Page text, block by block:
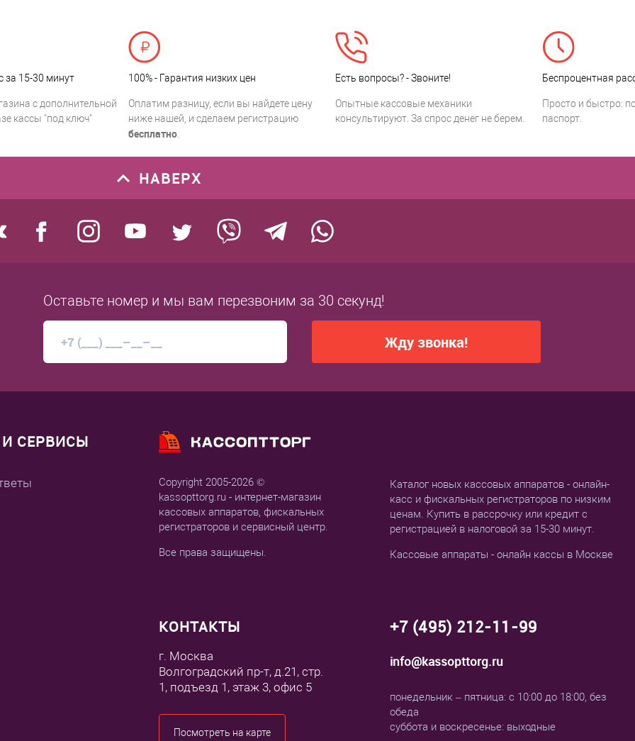
за 15-30 минут
с дополнительной
кассы "под ключ"
100% - Гарантия низких цен
Оплатим разницу, если вы найдете цену
ниже нашей, и сделаем регистрацию
бесплатно
Есть вопросы? - Звоните!
Опытные кассовые механики
консультируют. За спрос денег не берем.
Беспроцентная
Просто и быстро:
паспорт.
НАВЕРХ
Оставьте номер и мы вам перезвоним за 30 секунд!
Жду звонка!
СЕРВИСЫ
Copyright 2005-2026 ©
kassopttorg.ru - интернет-магазин
кассовых аппаратов, фискальных
регистраторов и сервисный центр.
Все права защищены.
Каталог новых кассовых аппаратов - онлайн-
касс и фискальных регистраторов по низким
ценам. Купить в рассрочку или кредит с
регистрацией в налоговой за 15-30 минут.
Кассовые аппараты - онлайн кассы в Москве
КОНТАКТЫ
г. Москва
Волгоградский пр-т, д.21, стр.
1, подъезд 1, этаж 3, офис 5
Посмотреть на карте
+7 (495) 212-11-99
info@kassopttorg.ru
понедельник – пятница: с 10:00 до 18:00, без
обеда
суббота и воскресенье: выходные